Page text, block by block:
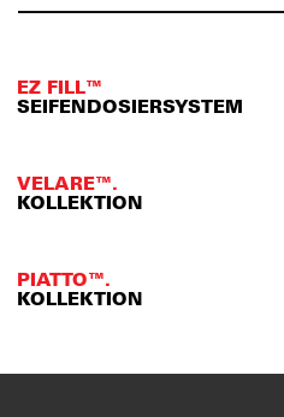
EZ FILL™
SEIFENDOSIERSYSTEM
VELARE™.
KOLLEKTION
PIATTO™.
KOLLEKTION